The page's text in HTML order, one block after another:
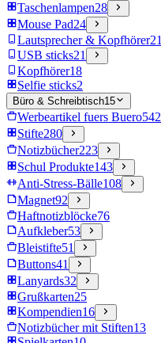
Taschenlampen28
Mouse Pad24
Lautsprecher & Kopfhörer21
USB sticks21
Kopfhörer18
Selfie sticks2
Büro & Schreibtisch15
Werbeartikel fuers Buero542
Stifte280
Notizbücher223
Schul Produkte143
Anti-Stress-Bälle108
Magnet92
Haftnotizblöcke76
Aufkleber53
Bleistifte51
Buttons41
Lanyards32
Grußkarten25
Kompendien16
Notizbücher mit Stiften13